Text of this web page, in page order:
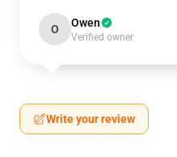
O Owen
Verified owner
Write your review